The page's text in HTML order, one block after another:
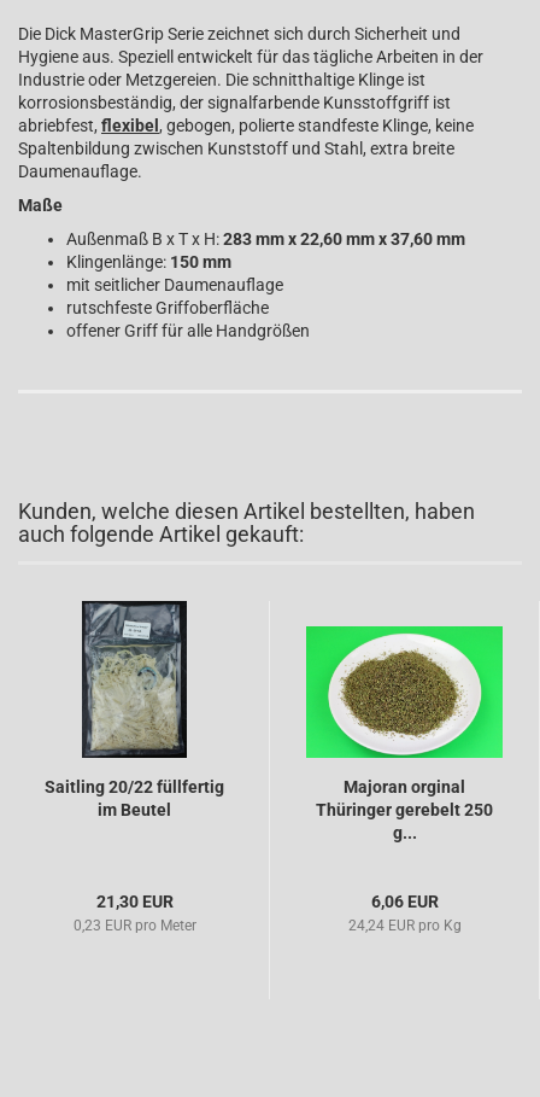
Die Dick MasterGrip Serie zeichnet sich durch Sicherheit und
Hygiene aus. Speziell entwickelt für das tägliche Arbeiten in der
Industrie oder Metzgereien. Die schnitthaltige Klinge ist
korrosionsbeständig, der signalfarbende Kunsstoffgriff ist
abriebfest, flexibel , gebogen, polierte standfeste Klinge, keine
Spaltenbildung zwischen Kunststoff und Stahl, extra breite
Daumenauflage.
Maße
Außenmaß B x T x H:283 mm x 22,60 mm x 37,60 mm
Klingenlänge: 150 mm
mit seitlicher Daumenauflage
rutschfeste Griffoberfläche
offener Griff für alle Handgrößen
Kunden, welche diesen Artikel bestellten, haben
auch folgende Artikel gekauft:
Saitling 20/22 füllfertig
im Beutel
21,30 EUR
0,23 EUR pro Meter
Majoran orginal
Thüringer gerebelt 250
g...
6,06 EUR
24,24 EUR pro Kg